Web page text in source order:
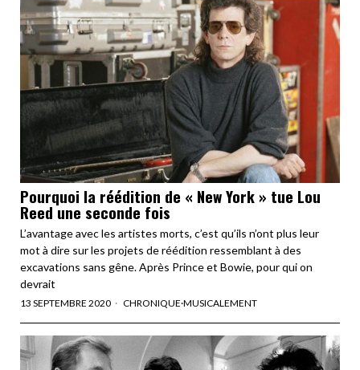
Pourquoi la réédition de « New York » tue Lou
Reed une seconde fois
L’avantage avec les artistes morts, c’est qu’ils n’ont plus leur
mot à dire sur les projets de réédition ressemblant à des
excavations sans gêne. Après Prince et Bowie, pour qui on
devrait
13 SEPTEMBRE 2020 CHRONIQUE·MUSICALEMENT